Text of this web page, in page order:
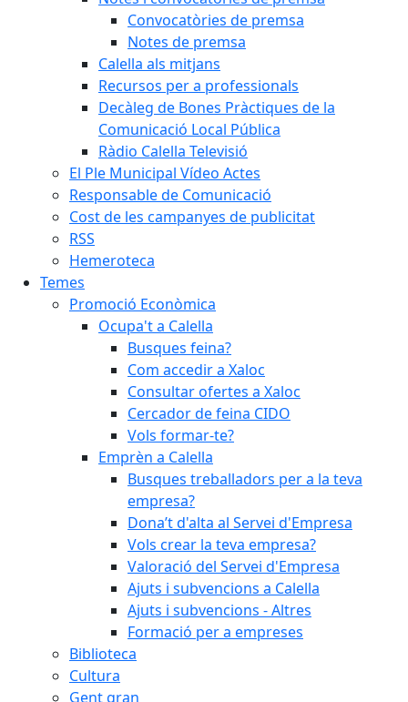
Convocatòries de premsa
Notes de premsa
Calella als mitjans
Recursos per a professionals
Decàleg de Bones Pràctiques de la
Comunicació Local Pública
Ràdio Calella Televisió
El Ple Municipal Vídeo Actes
Responsable de Comunicació
Cost de les campanyes de publicitat
RSS
Hemeroteca
Temes
Promoció Econòmica
Ocupa't a Calella
Busques feina?
Com accedir a Xaloc
Consultar ofertes a Xaloc
Cercador de feina CIDO
Vols formar-te?
Emprèn a Calella
Busques treballadors per a la teva
empresa?
Dona’t d'alta al Servei d'Empresa
Vols crear la teva empresa?
Valoració del Servei d'Empresa
Ajuts i subvencions a Calella
Ajuts i subvencions - Altres
Formació per a empreses
Biblioteca
Cultura
Gent gran